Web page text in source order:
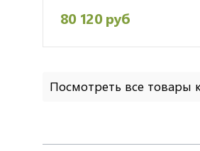
80 120 руб
Посмотреть все